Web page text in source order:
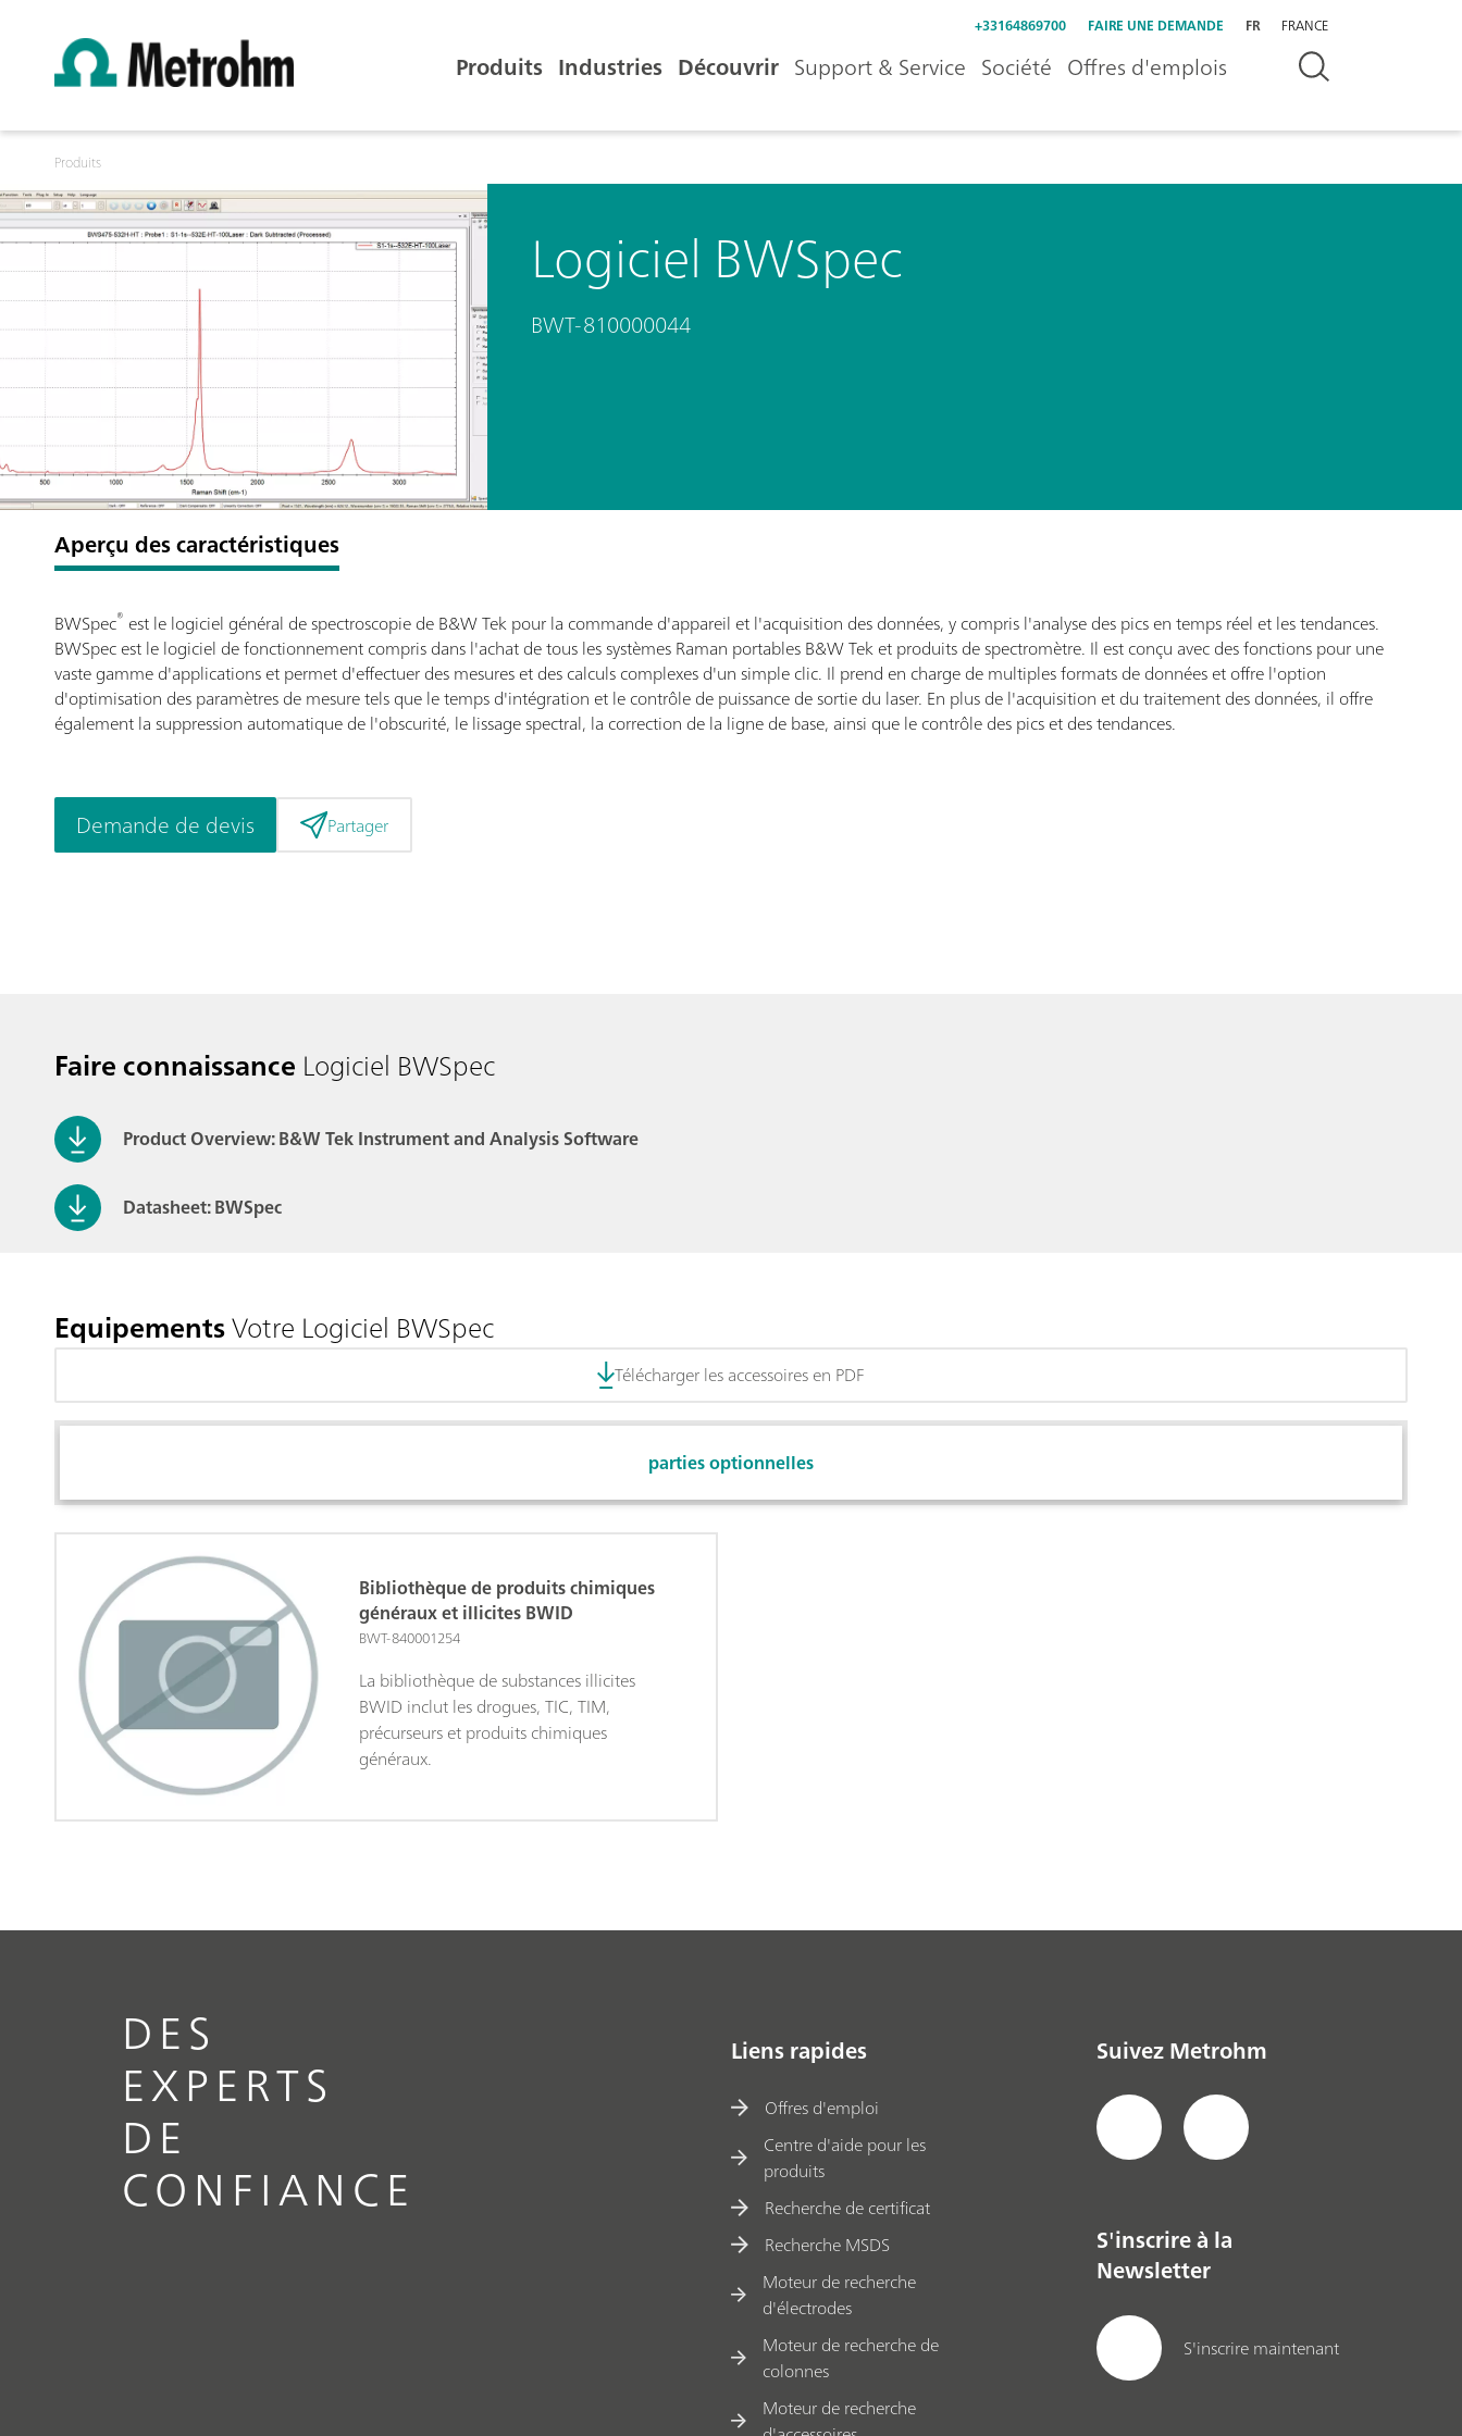
+33164869700 FAIRE UNE DEMANDE FR FRANCE
Produits Industries Découvrir Support & Service Société Offres d'emplois
Produits
Logiciel BWSpec
BWT-810000044
Aperçu des caractéristiques
BWSpec® est le logiciel général de spectroscopie de B&W Tek pour la commande d'appareil et l'acquisition des données, y compris l'analyse des pics en temps réel et les tendances.
BWSpec est le logiciel de fonctionnement compris dans l'achat de tous les systèmes Raman portables B&W Tek et produits de spectromètre. Il est conçu avec des fonctions pour une
vaste gamme d'applications et permet d'effectuer des mesures et des calculs complexes d'un simple clic. Il prend en charge de multiples formats de données et offre l'option
d'optimisation des paramètres de mesure tels que le temps d'intégration et le contrôle de puissance de sortie du laser. En plus de l'acquisition et du traitement des données, il offre
également la suppression automatique de l'obscurité, le lissage spectral, la correction de la ligne de base, ainsi que le contrôle des pics et des tendances.
Demande de devis Partager
Faire connaissance Logiciel BWSpec
Product Overview: B&W Tek Instrument and Analysis Software
Datasheet: BWSpec
EquipementsVotre Logiciel BWSpec
Télécharger les accessoires en PDF
parties optionnelles
Bibliothèque de produits chimiques
généraux et illicites BWID
BWT-840001254
La bibliothèque de substances illicites
BWID inclut les drogues, TIC, TIM,
précurseurs et produits chimiques
généraux.
DES
EXPERTS
DE
CONFIANCE
Liens rapides
Offres d'emploi
Centre d'aide pour les
produits
Recherche de certificat
Recherche MSDS
Moteur de recherche
d'électrodes
Moteur de recherche de
colonnes
Moteur de recherche
Suivez Metrohm
S'inscrire à la
Newsletter
S'inscrire maintenant